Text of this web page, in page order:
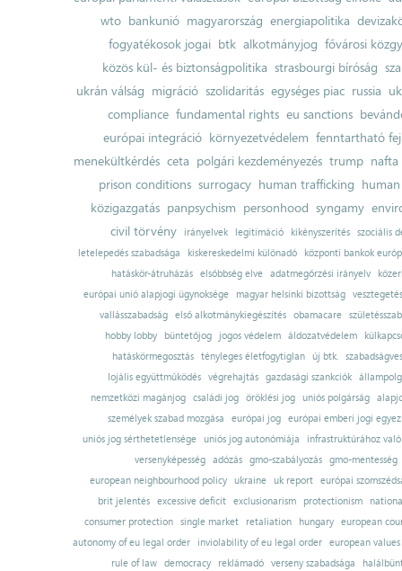
wto bankunió magyarország energiapolitika
fogyatékosok jogai btk alkotmányjog fővárosi
közös kül- és biztonságpolitika strasbourgi bíróság
ukrán válság migráció szolidaritás egységes piac russia
compliance fundamental rights eu sanctions
európai integráció környezetvédelem fenntartható
menekültkérdés ceta polgári kezdeményezés trump nafta
prison conditions surrogacy human trafficking
közigazgatás panpsychism personhood syngamy
civil törvény
irányelvek legitimáció kikényszerítés szociális
letelepedés szabadsága
kiskereskedelmi különadó
központi bankok
hatáskör-átruházás
elsőbbség elve adatmegőrzési irányelv
európai unió alapjogi ügynoksége
magyar helsinki bizottság
vesztegetés
vallásszabadság
első alkotmánykiegészítés obamacare
hobby lobby
büntetőjog jogos védelem áldozatvédelem
hatáskörmegosztás tényleges életfogytiglan új btk.
lojális együttműködés
végrehajtás gazdasági szankciók
nemzetközi magánjog
családi jog öröklési jog uniós polgárság
személyek szabad mozgása
európai jog európai emberi jogi
uniós jog sérthetetlensége uniós jog autonómiája
infrastruktúrához
versenyképesség adózás gmo-szabályozás gmo-mentesség
european neighbourhood policy
ukraine uk report
európai
brit jelentés excessive deficit exclusionarism protectionism
consumer protection
single market retaliation hungary
european
autonomy of eu legal order
inviolability of eu legal order
european values
rule of law
democracy reklámadó verseny szabadsága